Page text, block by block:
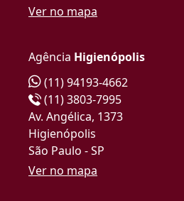
Ver no mapa
Agência Higienópolis
(11) 94193-4662
(11) 3803-7995
Av. Angélica, 1373
Higienópolis
São Paulo - SP
Ver no mapa